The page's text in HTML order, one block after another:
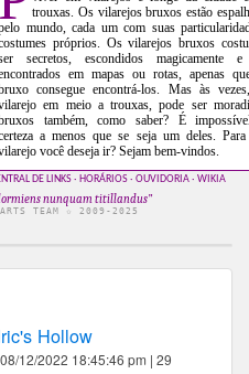
trouxas. Os vilarejos bruxos estão
mundo, cada um com suas
próprios. Os vilarejos bruxos
secretos, escondidos magicamente
em mapas ou rotas, apenas
consegue encontrá-los. Mas às
em meio a trouxas, pode ser
também, como saber? É
a menos que se seja um deles.
você deseja ir? Sejam bem-vindos.
DE LINKS· HORÁRIOS· OUVIDORIA· WIKIA
nunquam titillandus”
TEAM ✩ 2009-2025
Hollow
08/12/2022 18:45:46 pm | 29